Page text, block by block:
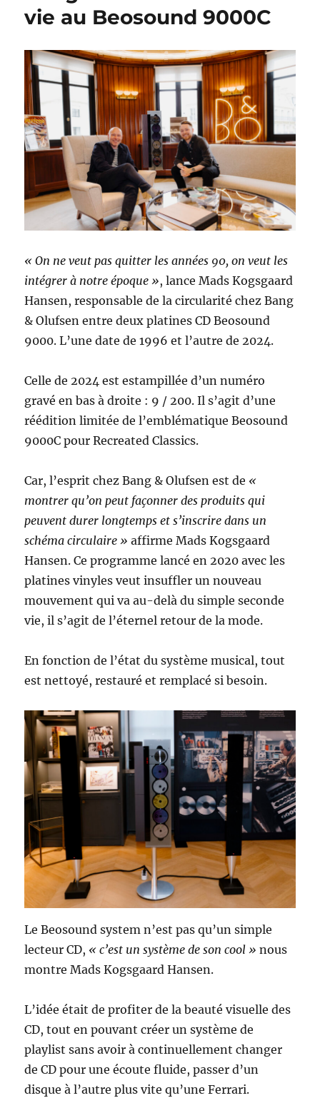
vie au Beosound 9000C
« On ne veut pas quitter les années 90, on veut les
intégrer à notre époque », lance Mads Kogsgaard
Hansen, responsable de la circularité chez Bang
& Olufsen entre deux platines CD Beosound
9000. L’une date de 1996 et l’autre de 2024.
Celle de 2024 est estampillée d’un numéro
gravé en bas à droite : 9 / 200. Il s’agit d’une
réédition limitée de l’emblématique Beosound
9000C pour Recreated Classics.
Car, l’esprit chez Bang & Olufsen est de «
montrer qu’on peut façonner des produits qui
peuvent durer longtemps et s’inscrire dans un
schéma circulaire » affirme Mads Kogsgaard
Hansen. Ce programme lancé en 2020 avec les
platines vinyles veut insuffler un nouveau
mouvement qui va au-delà du simple seconde
vie, il s’agit de l’éternel retour de la mode.
En fonction de l’état du système musical, tout
est nettoyé, restauré et remplacé si besoin.
Le Beosound system n’est pas qu’un simple
lecteur CD, « c’est un système de son cool » nous
montre Mads Kogsgaard Hansen.
L’idée était de profiter de la beauté visuelle des
CD, tout en pouvant créer un système de
playlist sans avoir à continuellement changer
de CD pour une écoute fluide, passer d’un
disque à l’autre plus vite qu’une Ferrari.